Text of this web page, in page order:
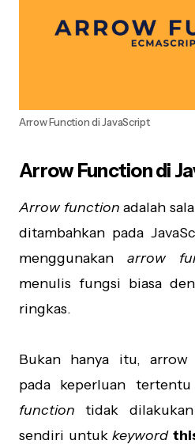
Arrow Function di JavaScript
Arrow Function di
Arrow function adalah
ditambahkan pada
menggunakan arrow
menulis fungsi biasa
ringkas.
Bukan hanya itu,
pada keperluan
function tidak
sendiri untukkeyword